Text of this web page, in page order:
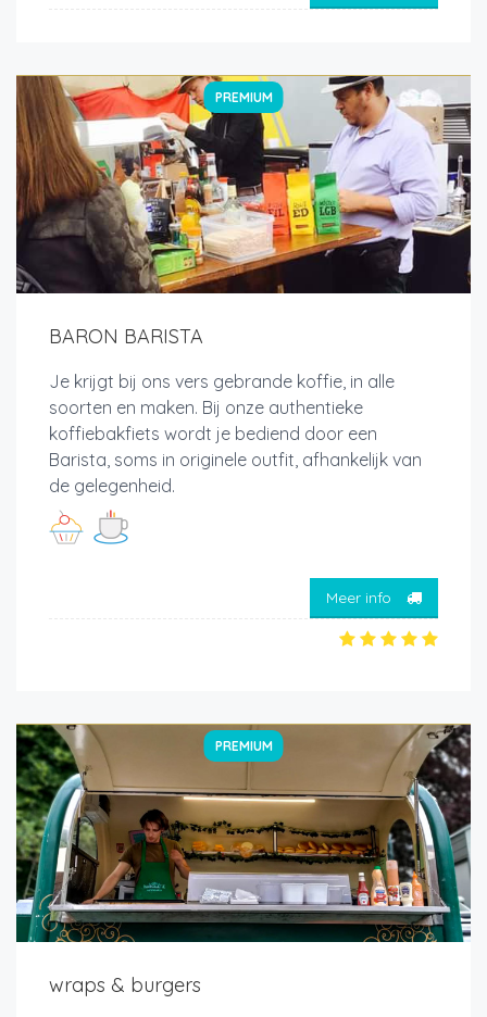
PREMIUM
BARON BARISTA
Je krijgt bij ons vers gebrande koffie, in alle
soorten en maken. Bij onze authentieke
koffiebakfiets wordt je bediend door een
Barista, soms in originele outfit, afhankelijk van
de gelegenheid.
Meer info
PREMIUM
wraps & burgers